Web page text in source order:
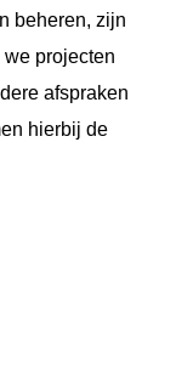
beheren, zijn
projecten
afspraken
hierbij de